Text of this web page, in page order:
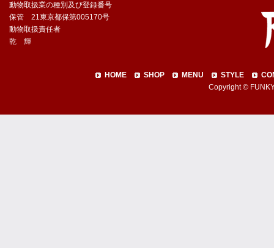
動物取扱業の種別及び登録番号
保管 21東京都保第005170号
動物取扱責任者
乾 輝
HOME SHOP MENU STYLE
Copyright ©